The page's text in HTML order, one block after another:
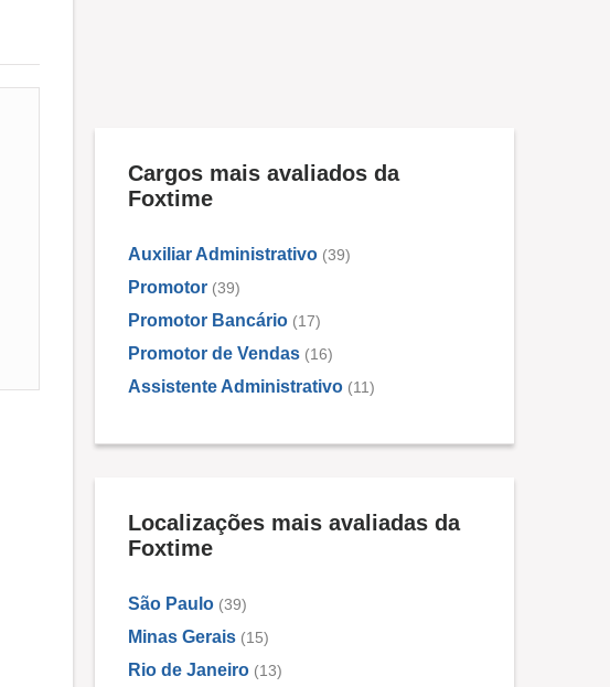
Cargos mais avaliados da
Foxtime
Auxiliar Administrativo (39)
Promotor (39)
Promotor Bancário (17)
Promotor de Vendas (16)
Assistente Administrativo (11)
Localizações mais avaliadas da
Foxtime
São Paulo (39)
Minas Gerais (15)
Rio de Janeiro (13)